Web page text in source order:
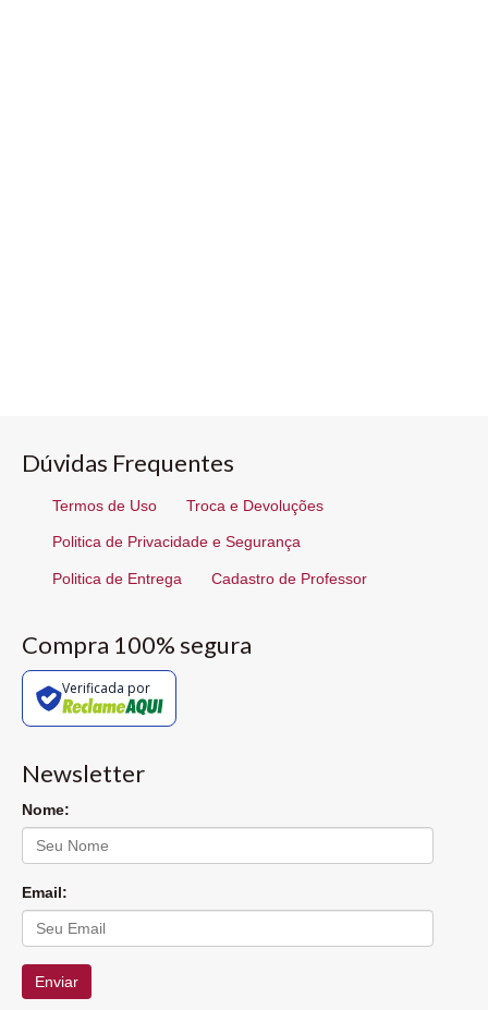
Dúvidas Frequentes
Termos de Uso Troca e Devoluções
Politica de Privacidade e Segurança
Politica de Entrega Cadastro de Professor
Compra 100% segura
Verificada por
Newsletter
Nome:
Email:
Enviar